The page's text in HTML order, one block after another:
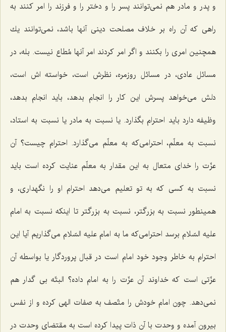
و پدر و مادر هم نمی‌توانند پسر را و دختر را و فرزند را امر كنند به
راهی كه آن راه بر خلاف مصلحت دینی آنها باشد، نمی‌توانند یك
همچنین امری را بكنند و اگر امر كردند امر آنها مُطاع نیست. بله، در
مسائل عادی، در مسائل روزمره، نظرش است، خواسته اش است،
دلش می‌خواهد پسرش این كار را انجام بدهد، باید انجام بدهد،
وظیفه دارد باید احترام بگذارد. یا نسبت به مادر یا نسبت به استاد،
نسبت به معلّم، احترامی‌كه به معلّم می‌گذارد. احترام چیست؟ آن
عزّت را خدای متعال به این مقدار به معلّم عنایت كرده است باید
نسبت به كسی كه به تو تعلیم می‌دهد احترام او را نگهداری، و
همینطور نسبت به بزرگتر، نسبت به بزرگتر تا اینكه نسبت به امام
علیه السّلام برسد احترامی‌كه ما به امام علیه السّلام می‌گذاریم آیا این
احترام به خاطر وجود خود امام است در قبال پروردگار یا بواسطه آن
عزّتی است كه خداوند آن عزّت را به امام داده؟ البتّه بی گدار هم
نمی‌دهد. چون امام خودش را متّصف به صفات الهی كرده و از نفس
بیرون آمده و وحدت با آن ذات پیدا كرده است به مقتضای وحدت در